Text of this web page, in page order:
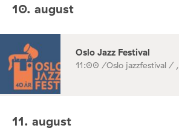
10. august
Oslo Jazz Festival
11:00 /Oslo jazzfestival / ,
11. august